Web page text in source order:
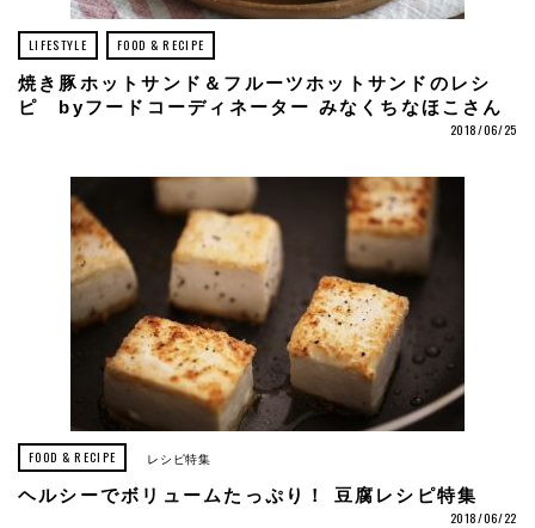
LIFESTYLE FOOD & RECIPE
焼き豚ホットサンド＆フルーツホットサンドのレシ
ピ byフードコーディネーター みなくちなほこさん
2018/06/25
FOOD & RECIPE レシピ特集
ヘルシーでボリュームたっぷり！ 豆腐レシピ特集
2018/06/22